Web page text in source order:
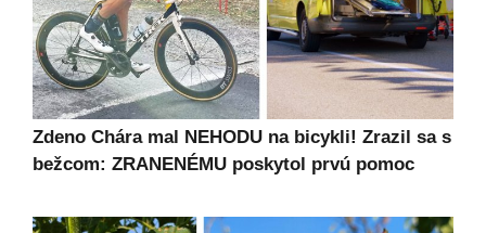
Zdeno Chára mal NEHODU na bicykli! Zrazil sa s
bežcom: ZRANENÉMU poskytol prvú pomoc